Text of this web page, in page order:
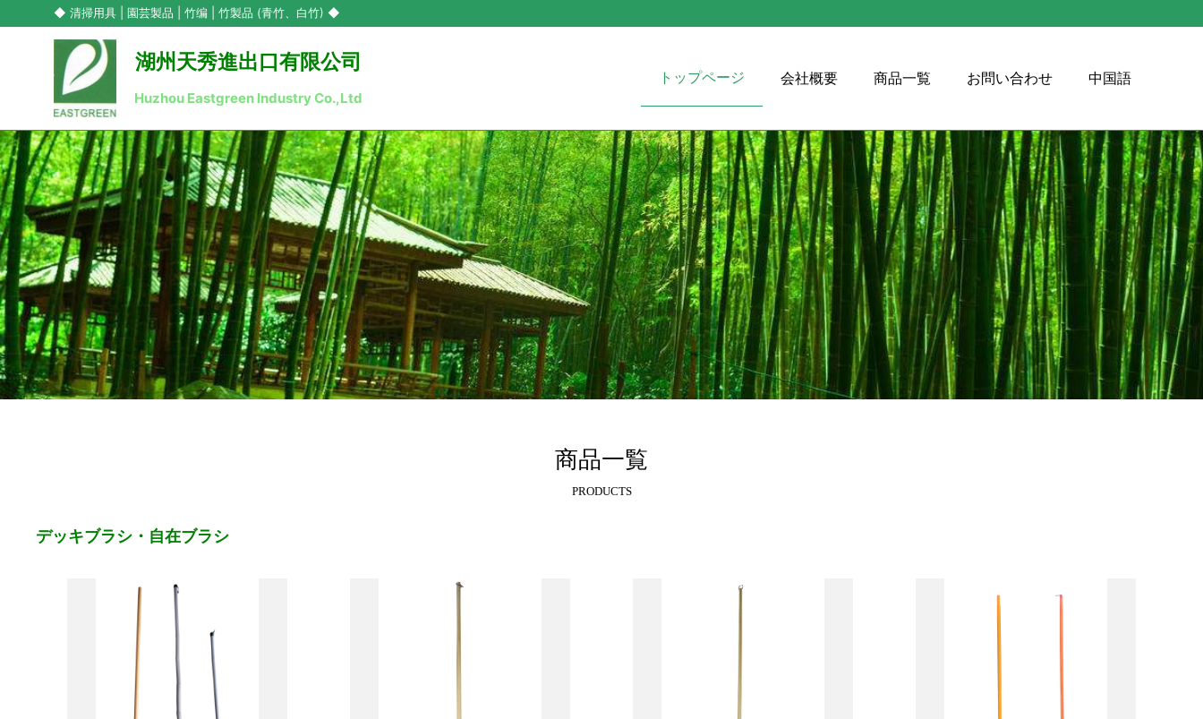
◆ 清掃用具 | 園芸製品 | 竹编 | 竹製品 (青竹、白竹) ◆
湖州天秀進出口有限公司
Huzhou Eastgreen Industry Co.,Ltd
トップページ 会社概要 商品一覧 お問い合わせ 中国語
商品一覧
PRODUCTS
デッキブラシ・自在ブラシ